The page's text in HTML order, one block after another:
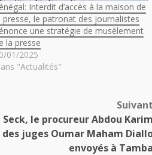
Interdit d’accès à la maison de
presse, le patronat des journalistes
une stratégie de musèlement
la presse
01/2025
"Actualités"
le procureur Abdou
des juges Oumar Maham
envoyés à